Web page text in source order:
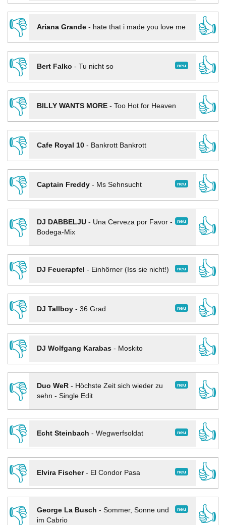
👎
Ariana Grande- hate that i made you love me
👍
👎
neu
Bert Falko - Tu nicht so
👍
👎
BILLY WANTS MORE- Too Hot for Heaven
👍
👎
Cafe Royal 10- Bankrott Bankrott
👍
👎
neu
Captain Freddy- Ms Sehnsucht
👍
👎
neu
DJ DABBELJU- Una Cerveza por Favor -
Bodega-Mix
👍
👎
neu
DJ Feuerapfel - Einhörner (Iss sie nicht!)
👍
👎
neu
DJ Tallboy- 36 Grad
👍
👎
DJ Wolfgang Karabas- Moskito
👍
👎
neu
Duo WeR- Höchste Zeit sich wieder zu
sehn - Single Edit
👍
👎
neu
Echt Steinbach - Wegwerfsoldat
👍
👎
neu
Elvira Fischer- El Condor Pasa
👍
👎
neu
George La Busch - Sommer, Sonne und
im Cabrio
👍